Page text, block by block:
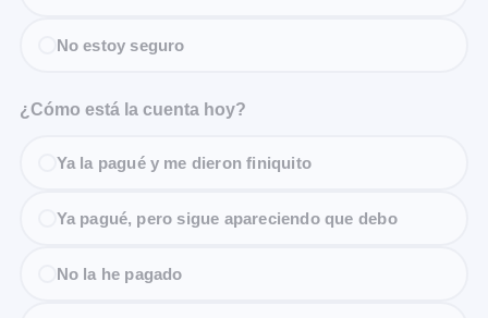
No estoy seguro
¿Cómo está la cuenta hoy?
Ya la pagué y me dieron finiquito
Ya pagué, pero sigue apareciendo que debo
No la he pagado